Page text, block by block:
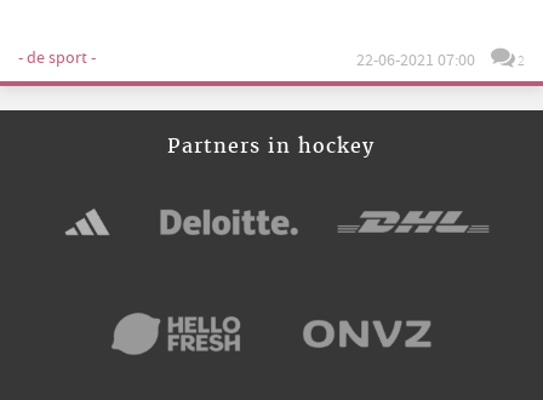
- de sport - 22-06-2021 07:00 2
Partners in hockey